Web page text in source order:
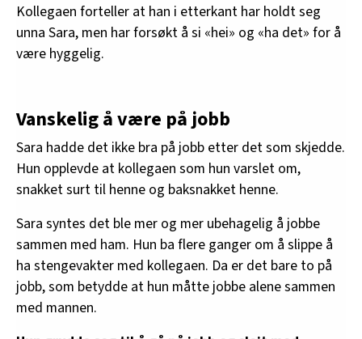
Kollegaen forteller at han i etterkant har holdt seg
unna Sara, men har forsøkt å si «hei» og «ha det» for å
være hyggelig.
Vanskelig å være på jobb
Sara hadde det ikke bra på jobb etter det som skjedde.
Hun opplevde at kollegaen som hun varslet om,
snakket surt til henne og baksnakket henne.
Sara syntes det ble mer og mer ubehagelig å jobbe
sammen med ham. Hun ba flere ganger om å slippe å
ha stengevakter med kollegaen. Da er det bare to på
jobb, som betydde at hun måtte jobbe alene sammen
med mannen.